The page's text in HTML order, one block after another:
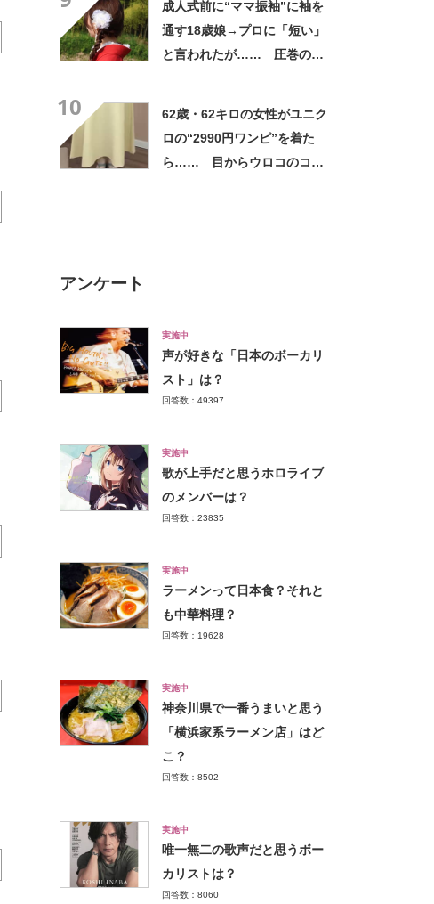
成人式前に“ママ振袖”に袖を
通す18歳娘→プロに「短い」
と言われたが…… 圧巻の着
10
62歳・62キロの女性がユニク
ロの“2990円ワンピ”を着た
ら…… 目からウロコのコー
アンケート
実施中
声が好きな「日本のボーカリ
スト」は？
回答数：49397
実施中
歌が上手だと思うホロライブ
のメンバーは？
回答数：23835
実施中
ラーメンって日本食？それと
も中華料理？
回答数：19628
実施中
神奈川県で一番うまいと思う
「横浜家系ラーメン店」はど
こ？
回答数：8502
実施中
唯一無二の歌声だと思うボー
カリストは？
回答数：8060